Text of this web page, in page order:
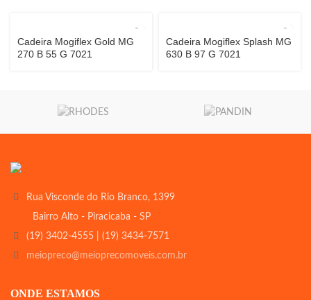
Cadeira Mogiflex Gold MG
270 B 55 G 7021
Cadeira Mogiflex Splash MG
630 B 97 G 7021
Rua Visconde do Rio Branco, 1399
Bairro Alto - Piracicaba - SP
(19) 3402-4555 | (19) 3434-7571
meiopreco@meioprecomoveis.com.br
ONDE ESTAMOS